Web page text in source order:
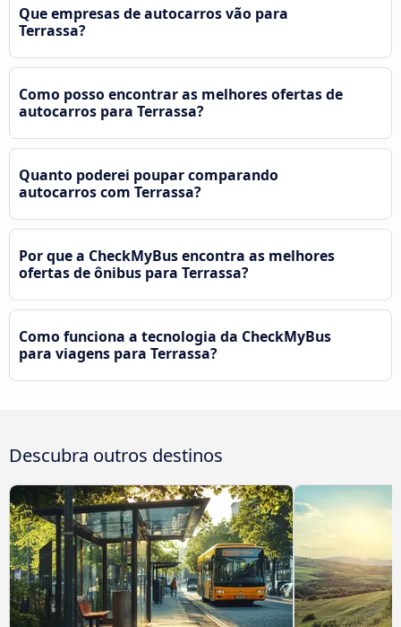
Que empresas de autocarros vão para
Terrassa?
Como posso encontrar as melhores ofertas de
autocarros para Terrassa?
Quanto poderei poupar comparando
autocarros com Terrassa?
Por que a CheckMyBus encontra as melhores
ofertas de ônibus para Terrassa?
Como funciona a tecnologia da CheckMyBus
para viagens para Terrassa?
Descubra outros destinos